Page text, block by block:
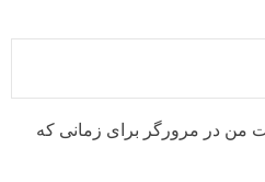
من در مرورگر برای زمانی که